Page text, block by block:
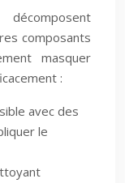
composants
masquer
:
avec des
le